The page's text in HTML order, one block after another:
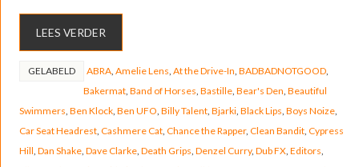
LEES VERDER
GELABELD ABRA, Amelie Lens At the Drive-In BADBADNOTGOOD,
Bakermat, Band of Horses Bastille, Bear's Den Beautiful
Swimmers Ben Klock, Ben UFO Billy Talent, Bjarki, Black Lips Boys Noize,
Car Seat Headrest, Cashmere Cat, Chance the Rapper, Clean Bandit, Cypress
Hill Dan Shake, Dave Clarke, Death Grips Denzel Curry, Dub FX, Editors